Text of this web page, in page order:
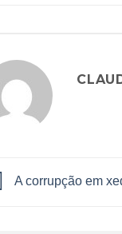
A corrupção em